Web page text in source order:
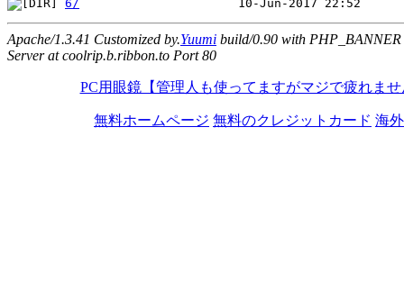
6/
Apache/1.3.41 Customized by.Yuumi build/0.90 with PHP_BANNER
Server at coolrip.b.ribbon.to Port 80
PC用眼鏡【管理人も使ってますがマジで疲れませ
無料ホームページ 無料のクレジットカード 海